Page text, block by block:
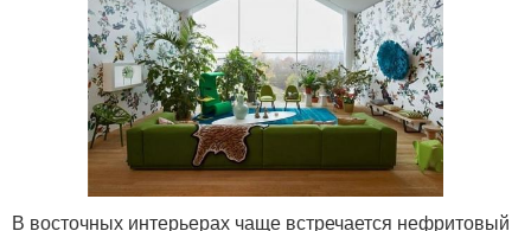
В восточных интерьерах чаще встречается нефритовый